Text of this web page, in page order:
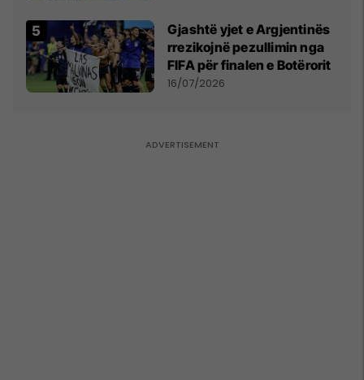
Gjashtë yjet e Argjentinës
rrezikojnë pezullimin nga
FIFA për finalen e Botërorit
16/07/2026